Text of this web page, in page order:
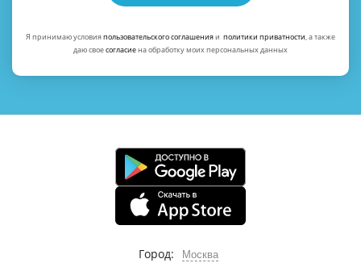
Я принимаю условияпользовательского соглашенияи политики приватности, а также
даю своесогласиена обработку моих персональных данных
Город: Москва